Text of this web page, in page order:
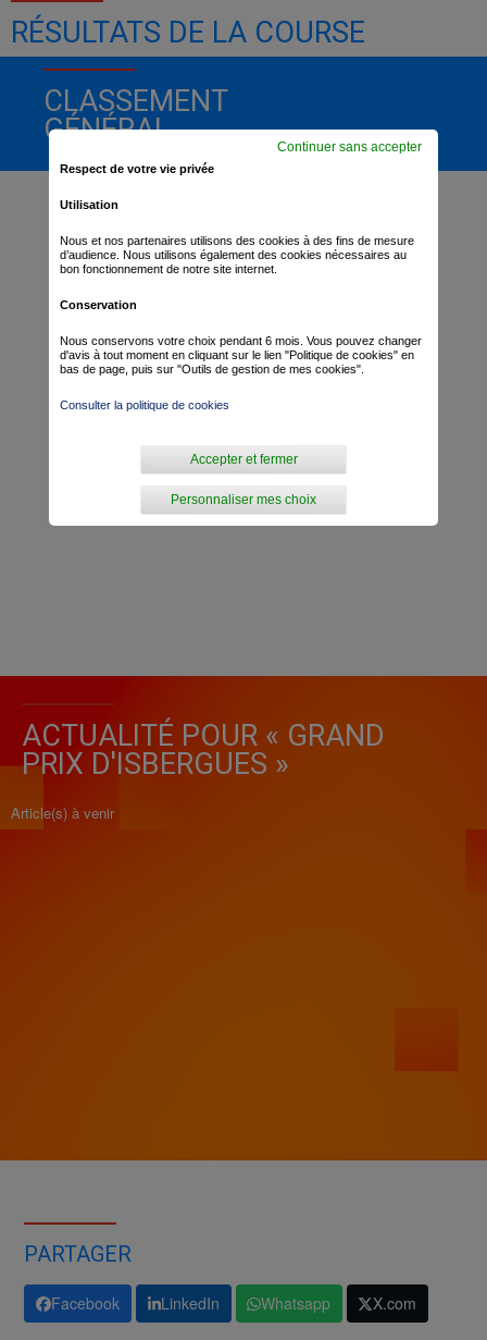
RÉSULTATS DE LA COURSE
CLASSEMENT
GÉNÉRAL
ACTUALITÉ POUR « GRAND
PRIX D'ISBERGUES »
Article(s) à venir
PARTAGER
Facebook LinkedIn Whatsapp X.com
Respect de votre vie privée
Utilisation
Nous et nos partenaires utilisons des cookies à des fins de mesure
d’audience. Nous utilisons également des cookies nécessaires au
bon fonctionnement de notre site internet.
Conservation
Nous conservons votre choix pendant 6 mois. Vous pouvez changer
d'avis à tout moment en cliquant sur le lien "Politique de cookies" en
bas de page, puis sur "Outils de gestion de mes cookies".
Consulter la politique de cookies
Personnaliser mes choix
Accepter et fermer
Continuer sans accepter